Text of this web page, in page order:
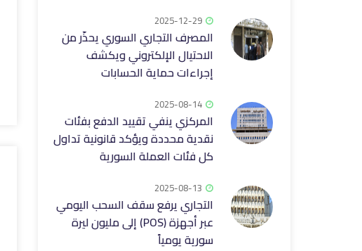
2025-12-29
المصرف التجاري السوري يحذّر من
الاحتيال الإلكتروني ويكشف
إجراءات حماية الحسابات
2025-08-14
المركزي ينفي تقييد الدفع بفئات
نقدية محددة ويؤكد قانونية تداول
كل فئات العملة السورية
2025-08-13
التجاري يرفع سقف السحب اليومي
عبر أجهزة (POS) إلى مليون ليرة
سورية يومياً